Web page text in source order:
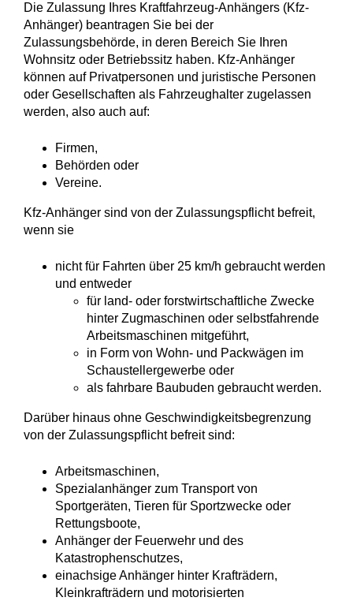
Die Zulassung Ihres Kraftfahrzeug-Anhängers (Kfz-
Anhänger) beantragen Sie bei der
Zulassungsbehörde, in deren Bereich Sie Ihren
Wohnsitz oder Betriebssitz haben. Kfz-Anhänger
können auf Privatpersonen und juristische Personen
oder Gesellschaften als Fahrzeughalter zugelassen
werden, also auch auf:
Firmen,
Behörden oder
Vereine.
Kfz-Anhänger sind von der Zulassungspflicht befreit,
wenn sie
nicht für Fahrten über 25 km/h gebraucht werden
und entweder
für land- oder forstwirtschaftliche Zwecke
hinter Zugmaschinen oder selbstfahrende
Arbeitsmaschinen mitgeführt,
in Form von Wohn- und Packwägen im
Schaustellergewerbe oder
als fahrbare Baubuden gebraucht werden.
Darüber hinaus ohne Geschwindigkeitsbegrenzung
von der Zulassungspflicht befreit sind:
Arbeitsmaschinen,
Spezialanhänger zum Transport von
Sportgeräten, Tieren für Sportzwecke oder
Rettungsboote,
Anhänger der Feuerwehr und des
Katastrophenschutzes,
einachsige Anhänger hinter Krafträdern,
Kleinkrafträdern und motorisierten